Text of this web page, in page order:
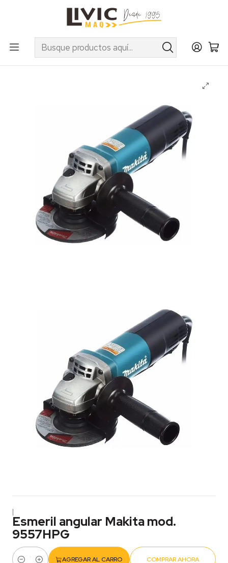
UTILIZA EL CUPÓN "INVIERNO10" EN PRODUCTOS SELECCIONADOS
Herramientas Eléctricas e Inalámbricas
Esmeriles y Rectificadores
Esmeril angular Makita mod. 9557HPG
|
Esmeril angular Makita mod.
9557HPG
AGREGAR AL CARRO COMPRAR AHORA